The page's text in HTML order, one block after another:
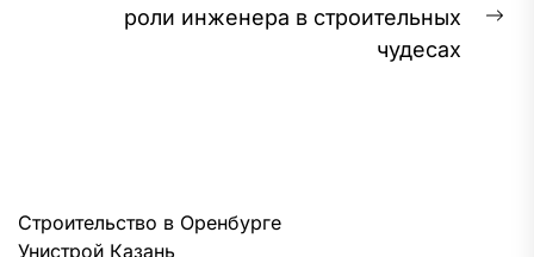
роли инженера в строительных
чудесах
Строительство в Оренбурге
Унистрой Казань